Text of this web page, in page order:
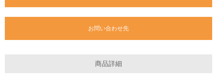
お問い合わせ先
商品詳細